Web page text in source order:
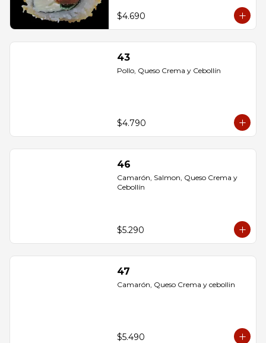
$4.690
43
Pollo, Queso Crema y Cebollín
$4.790
46
Camarón, Salmon, Queso Crema y
Cebollín
$5.290
47
Camarón, Queso Crema y cebollin
$5.490